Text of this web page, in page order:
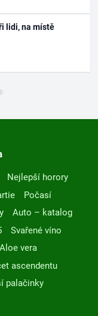
lidi, na místě
Nejlepší horory
Počasí
Auto – katalog
Svařené víno
Aloe vera
ascendentu
palačinky